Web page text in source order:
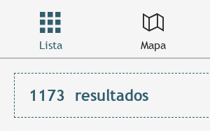
Lista Mapa
1173 resultados